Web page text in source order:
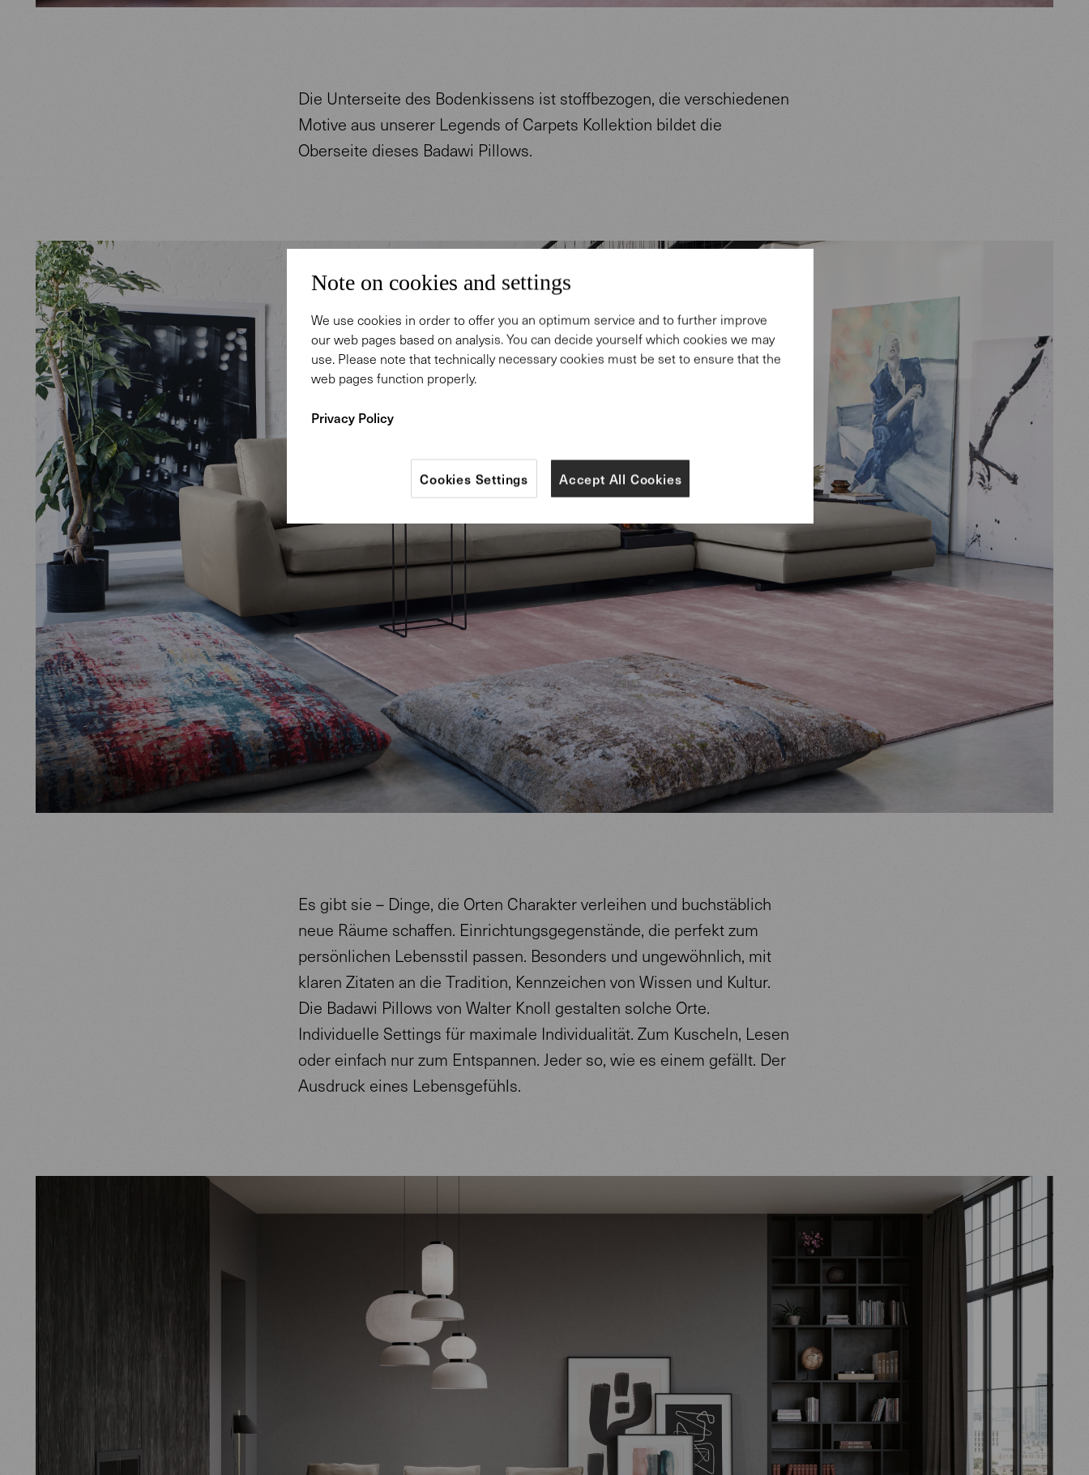
Die Unterseite des Bodenkissens ist stoffbezogen, die verschiedenen
Motive aus unserer Legends of Carpets Kollektion bildet die
Oberseite dieses Badawi Pillows.
Es gibt sie – Dinge, die Orten Charakter verleihen und buchstäblich
neue Räume schaffen. Einrichtungsgegenstände, die perfekt zum
persönlichen Lebensstil passen. Besonders und ungewöhnlich, mit
klaren Zitaten an die Tradition, Kennzeichen von Wissen und Kultur.
Die Badawi Pillows von Walter Knoll gestalten solche Orte.
Individuelle Settings für maximale Individualität. Zum Kuscheln, Lesen
oder einfach nur zum Entspannen. Jeder so, wie es einem gefällt. Der
Ausdruck eines Lebensgefühls.
Note on cookies and settings
We use cookies in order to offer you an optimum service and to further improve
our web pages based on analysis. You can decide yourself which cookies we may
use. Please note that technically necessary cookies must be set to ensure that the
web pages function properly.
Privacy Policy
Accept All Cookies
Cookies Settings